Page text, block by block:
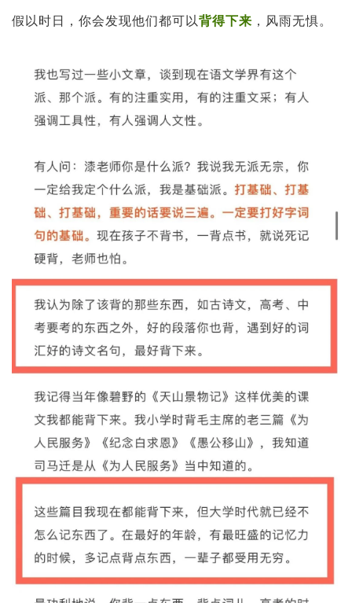
假以时日，你会发现他们都可以背得下来 ，风雨无惧。